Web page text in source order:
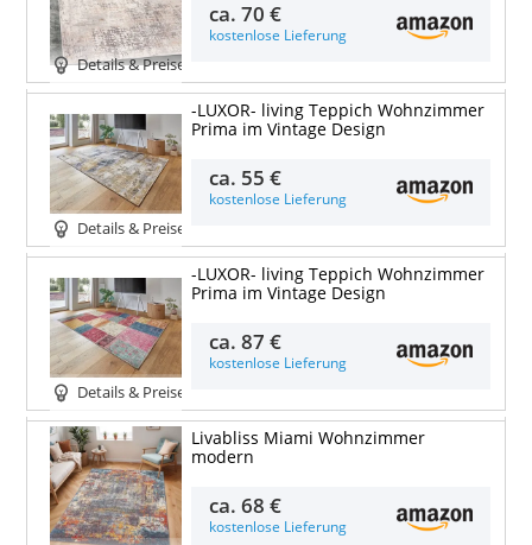
Details & Preise
ca.70 €
kostenlose Lieferung
Details & Preise
-LUXOR- living Teppich Wohnzimmer
Prima im Vintage Design
ca. 55 €
kostenlose Lieferung
Details & Preise
-LUXOR- living Teppich Wohnzimmer
Prima im Vintage Design
ca.87 €
kostenlose Lieferung
Livabliss Miami Wohnzimmer
modern
ca.68 €
kostenlose Lieferung